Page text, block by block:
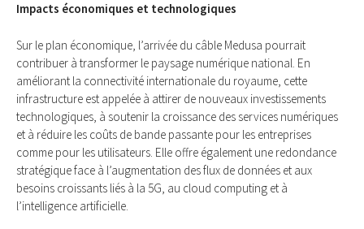
Impacts économiques et technologiques
Sur le plan économique, l’arrivée du câble Medusa pourrait
contribuer à transformer le paysage numérique national. En
améliorant la connectivité internationale du royaume, cette
infrastructure est appelée à attirer de nouveaux investissements
technologiques, à soutenir la croissance des services numériques
et à réduire les coûts de bande passante pour les entreprises
comme pour les utilisateurs. Elle offre également une redondance
stratégique face à l’augmentation des flux de données et aux
besoins croissants liés à la 5G, au cloud computing et à
l’intelligence artificielle.